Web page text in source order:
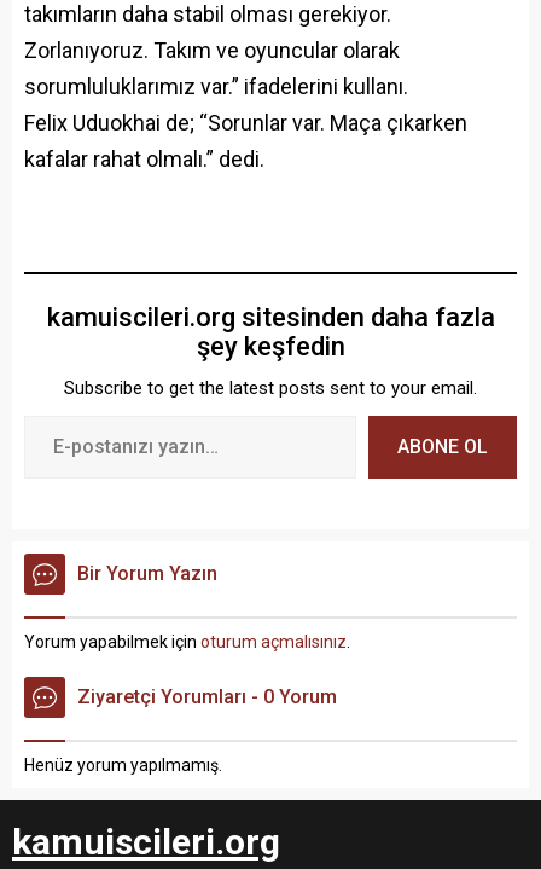
takımların daha stabil olması gerekiyor.
Zorlanıyoruz. Takım ve oyuncular olarak
sorumluluklarımız var.” ifadelerini kullanı.
Felix Uduokhai de; “Sorunlar var. Maça çıkarken
kafalar rahat olmalı.” dedi.
kamuiscileri.org sitesinden daha fazla
şey keşfedin
Subscribe to get the latest posts sent to your email.
ABONE OL
Bir Yorum Yazın
Yorum yapabilmek için oturum açmalısınız.
Ziyaretçi Yorumları - 0 Yorum
Henüz yorum yapılmamış.
kamuiscileri.org